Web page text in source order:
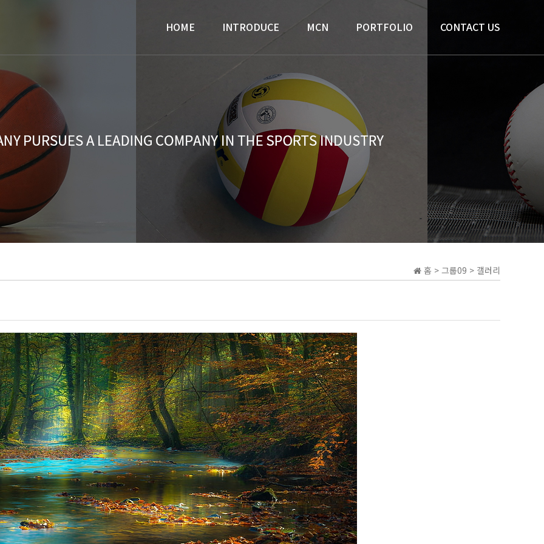
HOME INTRODUCE MCN PORTFOLIO CONTACT US
홈 > 그룹09 > 갤러리